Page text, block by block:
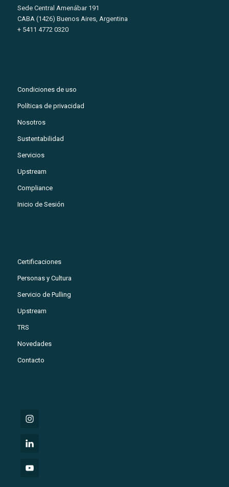
Sede Central Amenábar 191
CABA (1426) Buenos Aires, Argentina
+ 5411 4772 0320
Condiciones de uso
Políticas de privacidad
Nosotros
Sustentabilidad
Servicios
Upstream
Compliance
Inicio de Sesión
Certificaciones
Personas y Cultura
Servicio de Pulling
Upstream
TRS
Novedades
Contacto